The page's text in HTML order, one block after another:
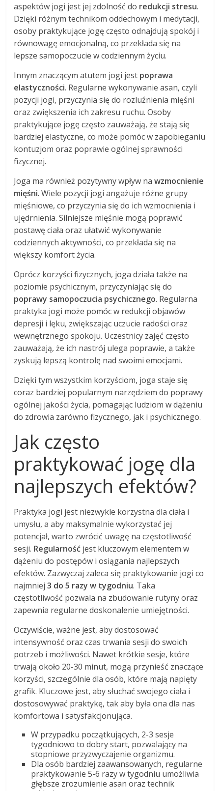
aspektów jogi jest jej zdolność do redukcji stresu.
Dzięki różnym technikom oddechowym i medytacji,
osoby praktykujące jogę często odnajdują spokój i
równowagę emocjonalną, co przekłada się na
lepsze samopoczucie w codziennym życiu.
Innym znaczącym atutem jogi jest poprawa
elastyczności. Regularne wykonywanie asan, czyli
pozycji jogi, przyczynia się do rozluźnienia mięśni
oraz zwiększenia ich zakresu ruchu. Osoby
praktykujące jogę często zauważają, że stają się
bardziej elastyczne, co może pomóc w zapobieganiu
kontuzjom oraz poprawie ogólnej sprawności
fizycznej.
Joga ma również pozytywny wpływ nawzmocnienie
mięśni. Wiele pozycji jogi angażuje różne grupy
mięśniowe, co przyczynia się do ich wzmocnienia i
ujędrnienia. Silniejsze mięśnie mogą poprawić
postawę ciała oraz ułatwić wykonywanie
codziennych aktywności, co przekłada się na
większy komfort życia.
Oprócz korzyści fizycznych, joga działa także na
poziomie psychicznym, przyczyniając się do
poprawy samopoczucia psychicznego. Regularna
praktyka jogi może pomóc w redukcji objawów
depresji i lęku, zwiększając uczucie radości oraz
wewnętrznego spokoju. Uczestnicy zajęć często
zauważają, że ich nastrój ulega poprawie, a także
zyskują lepszą kontrolę nad swoimi emocjami.
Dzięki tym wszystkim korzyściom, joga staje się
coraz bardziej popularnym narzędziem do poprawy
ogólnej jakości życia, pomagając ludziom w dążeniu
do zdrowia zarówno fizycznego, jak i psychicznego.
Jak często
praktykować jogę dla
najlepszych efektów?
Praktyka jogi jest niezwykle korzystna dla ciała i
umysłu, a aby maksymalnie wykorzystać jej
potencjał, warto zwrócić uwagę na częstotliwość
sesji. Regularność jest kluczowym elementem w
dążeniu do postępów i osiągania najlepszych
efektów. Zazwyczaj zaleca się praktykowanie jogi co
najmniej3 do 5 razy w tygodniu. Taka
częstotliwość pozwala na zbudowanie rutyny oraz
zapewnia regularne doskonalenie umiejętności.
Oczywiście, ważne jest, aby dostosować
intensywność oraz czas trwania sesji do swoich
potrzeb i możliwości. Nawet krótkie sesje, które
trwają około 20-30 minut, mogą przynieść znaczące
korzyści, szczególnie dla osób, które mają napięty
grafik. Kluczowe jest, aby słuchać swojego ciała i
dostosowywać praktykę, tak aby była ona dla nas
komfortowa i satysfakcjonująca.
W przypadku początkujących, 2-3 sesje
tygodniowo to dobry start, pozwalający na
stopniowe przyzwyczajenie organizmu.
Dla osób bardziej zaawansowanych, regularne
praktykowanie 5-6 razy w tygodniu umożliwia
głębsze zrozumienie asan oraz technik